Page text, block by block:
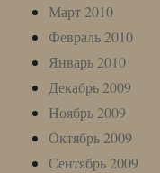
Март 2010
Февраль 2010
Январь 2010
Декабрь 2009
Ноябрь 2009
Октябрь 2009
Сентябрь 2009